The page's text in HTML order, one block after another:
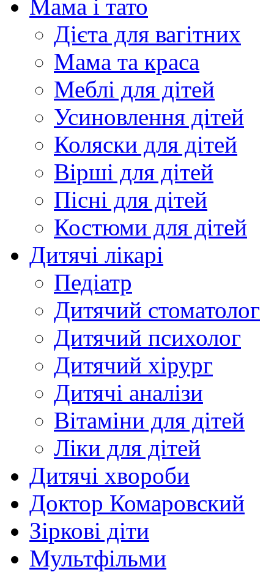
Мама і тато
Дієта для вагітних
Мама та краса
Меблі для дітей
Усиновлення дітей
Коляски для дітей
Вірші для дітей
Пісні для дітей
Костюми для дітей
Дитячі лікарі
Педіатр
Дитячий стоматолог
Дитячий психолог
Дитячий хірург
Дитячі аналізи
Вітаміни для дітей
Ліки для дітей
Дитячі хвороби
Доктор Комаровский
Зіркові діти
Мультфільми